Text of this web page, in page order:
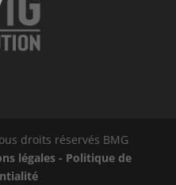
droits réservés BMG
légales - Politique de